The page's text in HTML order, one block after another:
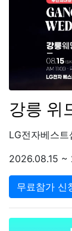
강릉 위
LG전자베스트
2026.08.15 ~
무료참가 신